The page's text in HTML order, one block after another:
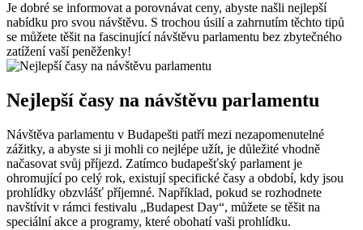
Je dobré se informovat a porovnávat ceny, abyste našli nejlepší
nabídku pro svou návštěvu. S trochou úsilí a zahrnutím těchto tipů
se můžete těšit na fascinující návštěvu parlamentu bez zbytečného
zatížení vaší peněženky!
Nejlepší časy na návštěvu parlamentu
Návštěva parlamentu v Budapešti patří mezi nezapomenutelné
zážitky, a abyste si ji mohli co nejlépe užít, je důležité vhodně
načasovat svůj příjezd. Zatímco budapešťský parlament je
ohromující po celý rok, existují specifické časy a období, kdy jsou
prohlídky obzvlášť příjemné. Například, pokud se rozhodnete
navštívit v rámci festivalu „Budapest Day“, můžete se těšit na
speciální akce a programy, které obohatí vaši prohlídku.